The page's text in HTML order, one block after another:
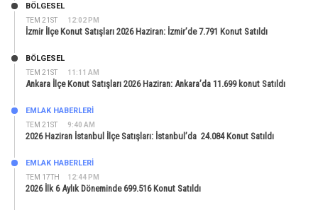
TEM 21ST 12:02 PM
BÖLGESEL
İzmir İlçe Konut Satışları 2026 Haziran: İzmir’de 7.791 Konut Satıldı
TEM 21ST 11:11 AM
BÖLGESEL
Ankara İlçe Konut Satışları 2026 Haziran: Ankara’da 11.699 konut Satıldı
TEM 21ST 9:40 AM
EMLAK HABERLERI
2026 Haziran İstanbul İlçe Satışları: İstanbul’da 24.084 Konut Satıldı
TEM 17TH 12:44 PM
EMLAK HABERLERI
2026 İlk 6 Aylık Döneminde 699.516 Konut Satıldı